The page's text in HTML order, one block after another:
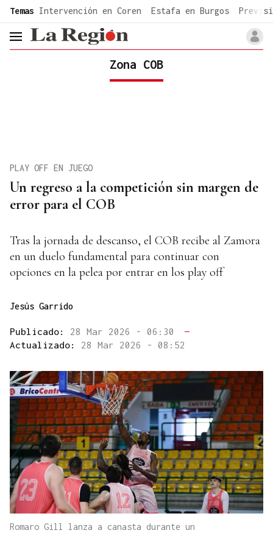
common.go-to-content
Temas Intervención en Coren Estafa en Burgos
header.menu.open
Zona COB
Un regreso a la competición sin margen de
error para el COB
PLAY OFF EN JUEGO
Tras la jornada de descanso, el COB recibe al Zamora
en un duelo fundamental para continuar con
opciones en la pelea por entrar en los play off
Jesús Garrido
Publicado: 28 Mar 2026 - 06:30
—
Actualizado: 28 Mar 2026 - 08:52
Romaro Gill lanza a canasta durante un